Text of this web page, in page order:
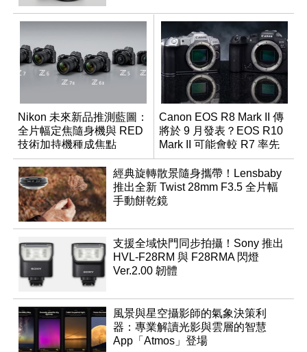
Nikon 未來新品推測藍圖：
全片幅定焦隨身機與 RED
技術加持機種成焦點
Canon EOS R8 Mark II 傳
將於 9 月發表？EOS R10
Mark II 可能會較 R7 率先
推出
經典旋轉散景隨身攜帶！Lensbaby
推出全新 Twist 28mm F3.5 全片幅
手動餅乾鏡
支援全域快門同步拍攝！Sony 推出
HVL-F28RM 與 F28RMA 閃燈
Ver.2.00 韌體
風景與星空攝影師的氣象決策利
器：專業解讀光影與雲層的智慧
App「Atmos」登場